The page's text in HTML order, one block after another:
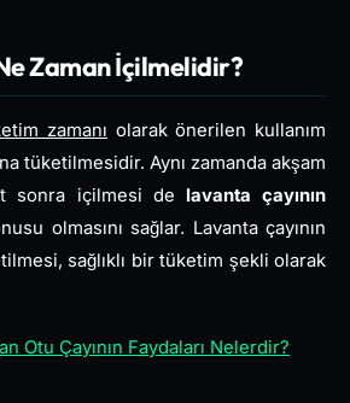
Zaman İçilmelidir?
zamanı olarak önerilen kullanım
tüketilmesidir. Aynı zamanda akşam
sonra içilmesi de lavanta çayının
olmasını sağlar. Lavanta çayının
sağlıklı bir tüketim şekli olarak
Otu Çayının Faydaları Nelerdir?